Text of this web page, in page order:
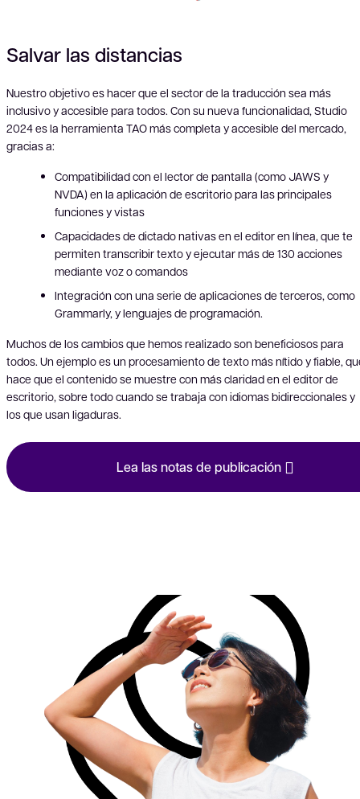
Salvar las distancias
Nuestro objetivo es hacer que el sector de la traducción sea más
inclusivo y accesible para todos. Con su nueva funcionalidad, Studio
2024 es la herramienta TAO más completa y accesible del mercado,
gracias a:
Compatibilidad con el lector de pantalla (como JAWS y
NVDA) en la aplicación de escritorio para las principales
funciones y vistas
Capacidades de dictado nativas en el editor en línea, que te
permiten transcribir texto y ejecutar más de 130 acciones
mediante voz o comandos
Integración con una serie de aplicaciones de terceros, como
Grammarly, y lenguajes de programación.
Muchos de los cambios que hemos realizado son beneficiosos para
todos. Un ejemplo es un procesamiento de texto más nítido y fiable,
hace que el contenido se muestre con más claridad en el editor de
escritorio, sobre todo cuando se trabaja con idiomas bidireccionales y
los que usan ligaduras.
Lea las notas de publicación